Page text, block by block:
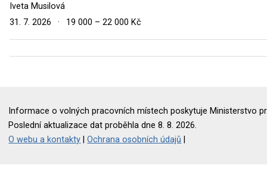
Iveta Musilová
31. 7. 2026
· 19 000 – 22 000 Kč
Informace o volných pracovních místech poskytuje Ministerstvo
Poslední aktualizace dat proběhla dne 8. 8. 2026.
O webu a kontakty |Ochrana osobních údajů